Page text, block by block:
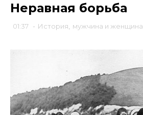
Неравная борьба
01:37 - История мужчина и женщина